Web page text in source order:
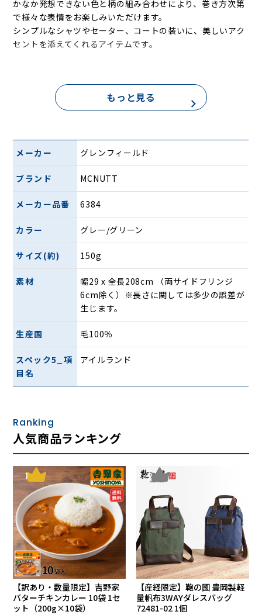
かなか発想できない色と柄の組み合わせにより、巻き方次第
で様々な表情をお楽しみいただけます。
シンプルなシャツやセーター、コートの装いに、美しいアク
セントを添えてくれるアイテムです。
1点1点筒状のボックスに入っているので、ギフ
トにもピッタリ。ユニセックスなデザインなの
MCNUTT OF DONEGAL（マクナット・オブ・
アイルランド最北の州であるドニゴール州のドニゴール・ワ
イルド・アトランティック・ウェイにある海沿いの村、ダウ
ニングスで60年以上の歴史を刻むファブリックブランドで
大西洋からの風と雨が毎年数カ月にわたって吹き荒れる地と
いう背景から、ツイードとカラフルなウールの羽織物が発達
しており、同社はその代表格と呼べるアイテムを生み出して
います。
もっと見る
メーカー グレンフィールド
ブランド MCNUTT
メーカー品番 6384
カラー グレー/グリーン
サイズ(約) 150g
素材
幅29 x 全長208cm （両サイドフリンジ
6cm除く）※長さに関しては多少の誤差が
生じます。
生産国 毛100％
スペック5_項
目名
アイルランド
Ranking
人気商品ランキング
1
【訳あり・数量限定】吉野家
バターチキンカレー 10袋 1セ
ット（200g×10袋）
2
【産経限定】鞄の國 豊岡製軽
量帆布3WAYダレスバッグ
72481-02 1個